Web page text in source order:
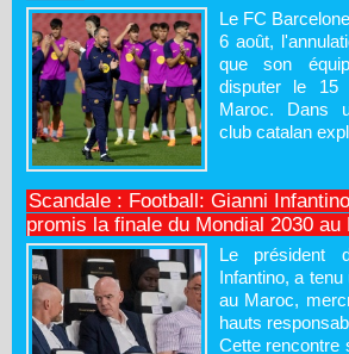
Le FC
6 août,
que son
disputer le 15
Maroc. Dans
club catalan
Scandale : Football: Gianni
promis la finale du Mondial 2030 au
Le président
Infantino, a
au Maroc,
hauts
Cette rencontre